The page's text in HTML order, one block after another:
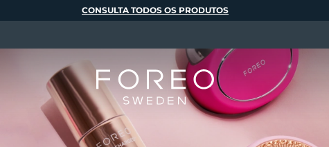
CONSULTA TODOS OS PRODUTOS